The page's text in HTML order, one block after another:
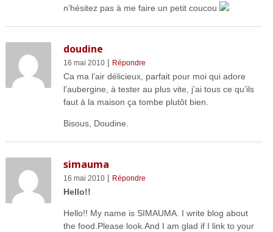
n’hésitez pas à me faire un petit coucou
doudine
16 mai 2010| Répondre
Ca ma l’air délicieux, parfait pour moi qui adore
l’aubergine, à tester au plus vite, j’ai tous ce qu’ils
faut à la maison ça tombe plutôt bien.
Bisous, Doudine.
simauma
16 mai 2010| Répondre
Hello!!
Hello!! My name is SIMAUMA. I write blog about
the food.Please look.And I am glad if I link to your